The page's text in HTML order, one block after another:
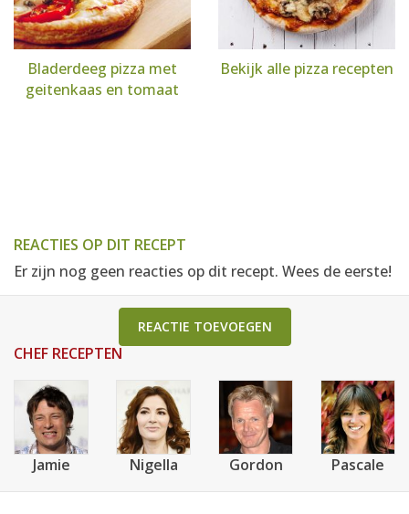
Bladerdeeg pizza met
geitenkaas en tomaat
Bekijk alle pizza recepten
REACTIES OP DIT RECEPT
Er zijn nog geen reacties op dit recept. Wees de eerste!
REACTIE TOEVOEGEN
CHEF RECEPTEN
Jamie Nigella Gordon Pascale